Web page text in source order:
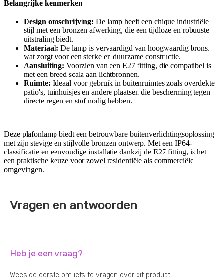
Belangrijke kenmerken
Design omschrijving: De lamp heeft een chique industriële
stijl met een bronzen afwerking, die een tijdloze en robuuste
uitstraling biedt.
Materiaal: De lamp is vervaardigd van hoogwaardig brons,
wat zorgt voor een sterke en duurzame constructie.
Aansluiting: Voorzien van een E27 fitting, die compatibel is
met een breed scala aan lichtbronnen.
Ruimte: Ideaal voor gebruik in buitenruimtes zoals overdekte
patio's, tuinhuisjes en andere plaatsen die bescherming tegen
directe regen en stof nodig hebben.
Deze plafonlamp biedt een betrouwbare buitenverlichtingsoplossing
met zijn stevige en stijlvolle bronzen ontwerp. Met een IP64-
classificatie en eenvoudige installatie dankzij de E27 fitting, is het
een praktische keuze voor zowel residentiële als commerciële
omgevingen.
Vragen en antwoorden
Heb je een vraag?
Wees de eerste om iets te vragen over dit product